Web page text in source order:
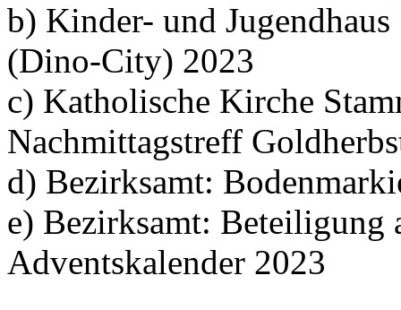
b) Kinder- und
(Dino-City) 2023
c) Katholische Kirche
Nachmittagstreff
d) Bezirksamt:
e) Bezirksamt: Beteiligung
Adventskalender 2023